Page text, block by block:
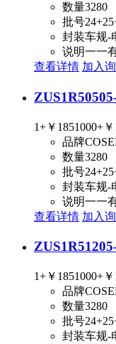
数量3280
批号
封装车规-
说明一一
查看详情 加入
1+ ￥1851000+
品牌
数量3280
批号
封装车规-
说明一一
查看详情 加入
1+ ￥1851000+
品牌
数量3280
批号
封装车规-